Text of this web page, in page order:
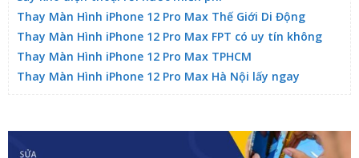
Thay Màn Hình iPhone 12 Pro Max Thế Giới Di Động
Thay Màn Hình iPhone 12 Pro Max FPT có uy tín không
Thay Màn Hình iPhone 12 Pro Max TPHCM
Thay Màn Hình iPhone 12 Pro Max Hà Nội lấy ngay